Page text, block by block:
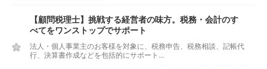
【顧問税理士】挑戦する経営者の味方。税務・会計のす
べてをワンストップでサポート
法人・個人事業主のお客様を対象に、税務申告、税務相談、記帳代
行、決算書作成などを包括的にサポート...